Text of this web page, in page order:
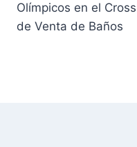
Olímpicos en el Cross
de Venta de Baños